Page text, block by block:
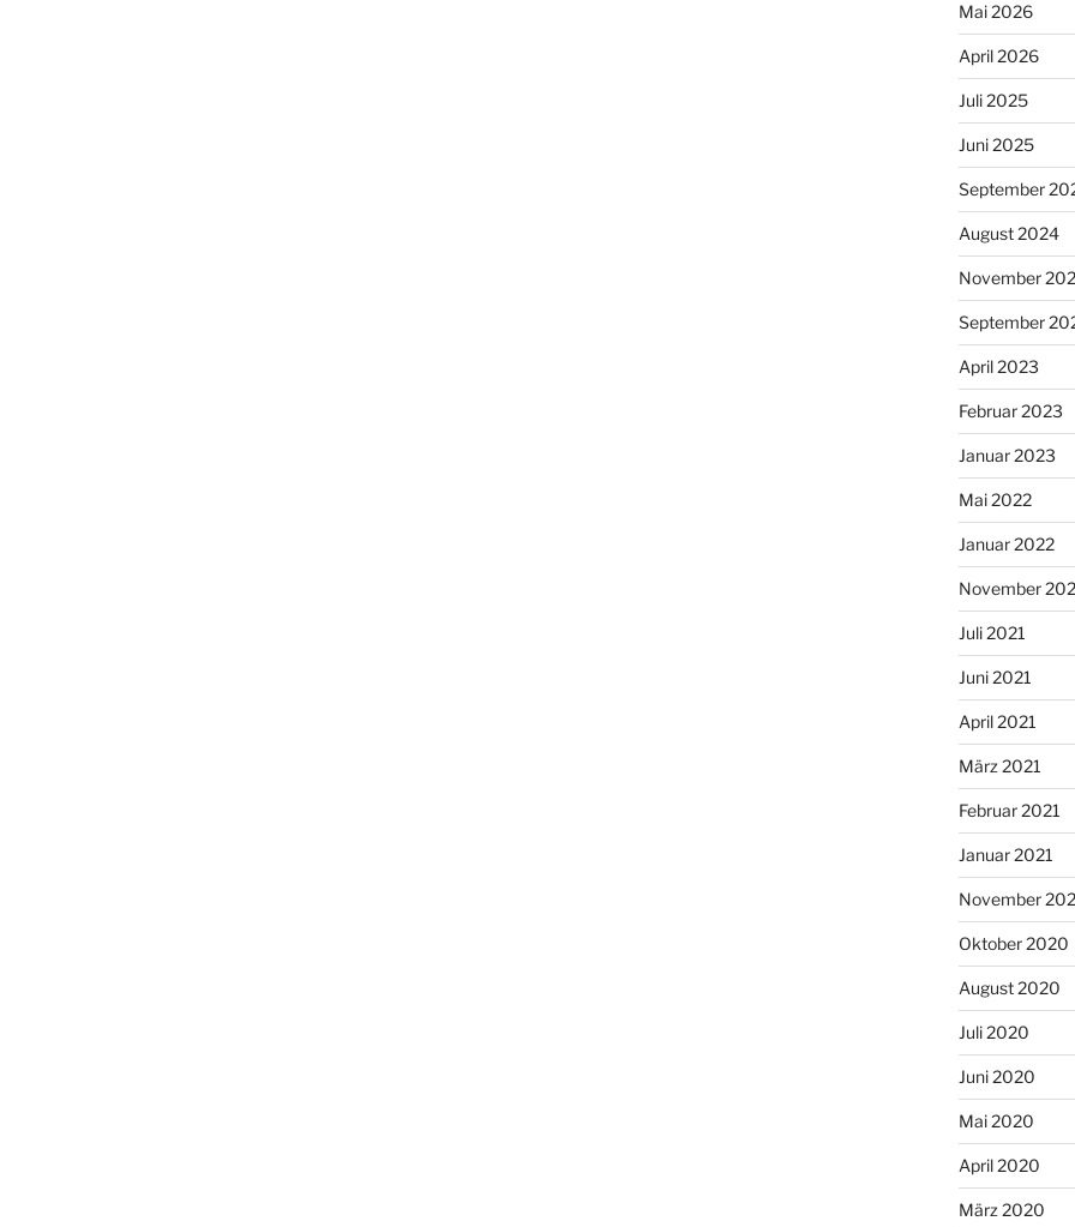
Mai 2026
April 2026
Juli 2025
Juni 2025
September
August 2024
November
September
April 2023
Februar 2023
Januar 2023
Mai 2022
Januar 2022
November
Juli 2021
Juni 2021
April 2021
März 2021
Februar 2021
Januar 2021
November
Oktober 2020
August 2020
Juli 2020
Juni 2020
Mai 2020
April 2020
März 2020